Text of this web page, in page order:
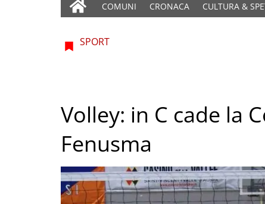
COMUNI CRONACA CULTURA &
SPORT
Volley: in C cade la
Fenusma